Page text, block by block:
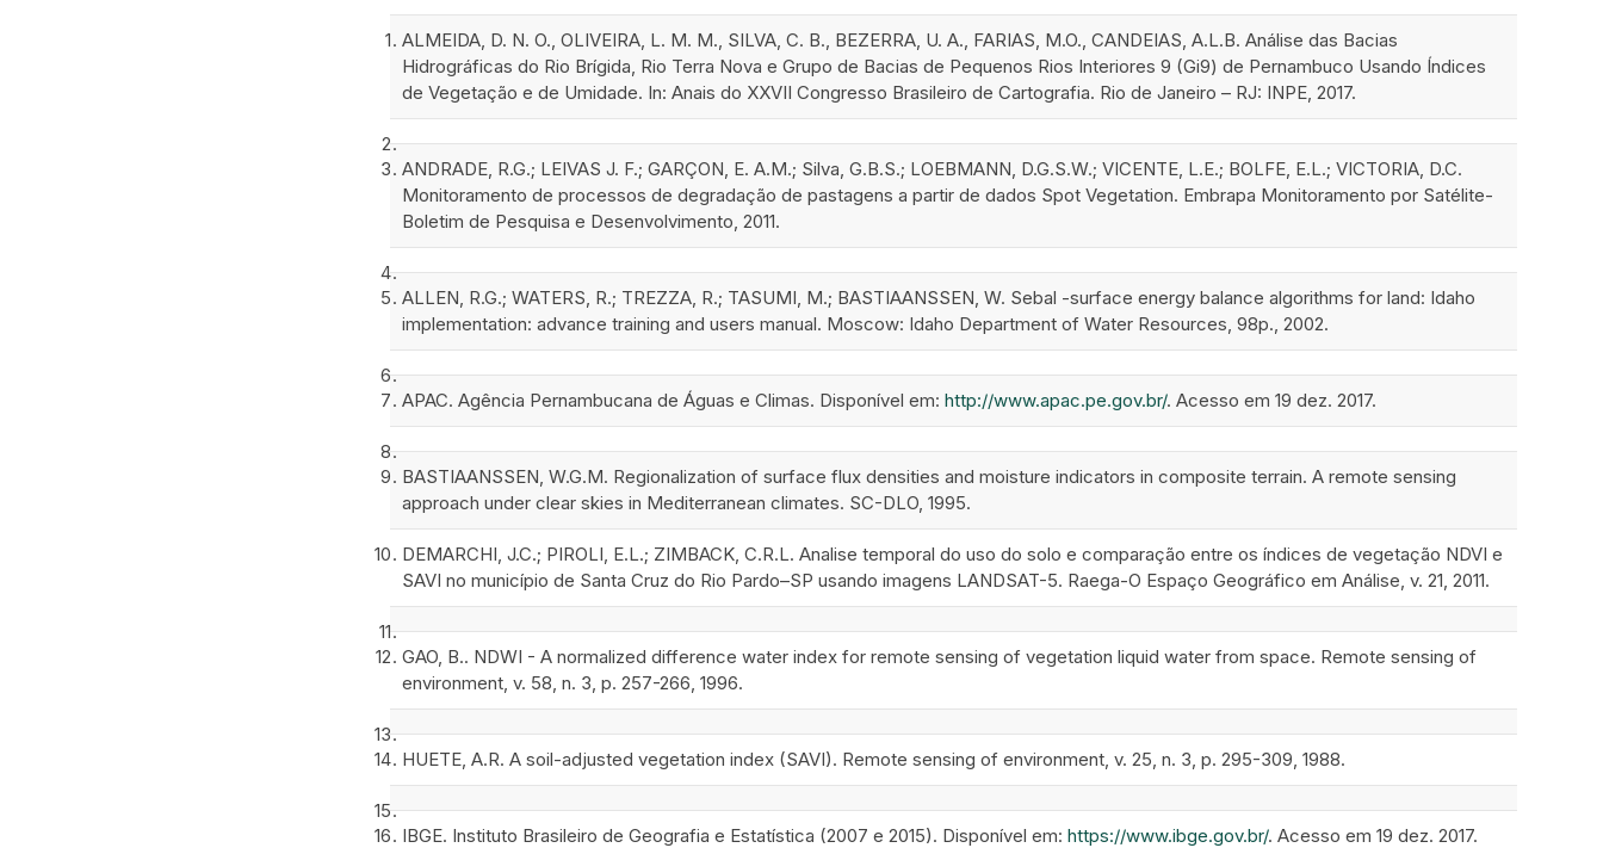
ALMEIDA, D. N. O., OLIVEIRA, L. M. M., SILVA, C. B., BEZERRA, U. A., FARIAS, M.O., CANDEIAS, A.L.B. Análise das Bacias
Hidrográficas do Rio Brígida, Rio Terra Nova e Grupo de Bacias de Pequenos Rios Interiores 9 (Gi9) de Pernambuco Usando Índices
de Vegetação e de Umidade. In: Anais do XXVII Congresso Brasileiro de Cartografia. Rio de Janeiro – RJ: INPE, 2017.
ANDRADE, R.G.; LEIVAS J. F.; GARÇON, E. A.M.; Silva, G.B.S.; LOEBMANN, D.G.S.W.; VICENTE, L.E.; BOLFE, E.L.; VICTORIA, D.C.
Monitoramento de processos de degradação de pastagens a partir de dados Spot Vegetation. Embrapa Monitoramento por Satélite-
Boletim de Pesquisa e Desenvolvimento, 2011.
ALLEN, R.G.; WATERS, R.; TREZZA, R.; TASUMI, M.; BASTIAANSSEN, W. Sebal -surface energy balance algorithms for land: Idaho
implementation: advance training and users manual. Moscow: Idaho Department of Water Resources, 98p., 2002.
APAC. Agência Pernambucana de Águas e Climas. Disponível em: http://www.apac.pe.gov.br/. Acesso em 19 dez. 2017.
BASTIAANSSEN, W.G.M. Regionalization of surface flux densities and moisture indicators in composite terrain. A remote sensing
approach under clear skies in Mediterranean climates. SC-DLO, 1995.
DEMARCHI, J.C.; PIROLI, E.L.; ZIMBACK, C.R.L. Analise temporal do uso do solo e comparação entre os índices de vegetação NDVI e
SAVI no município de Santa Cruz do Rio Pardo–SP usando imagens LANDSAT-5. Raega-O Espaço Geográfico em Análise, v. 21, 2011.
GAO, B.. NDWI - A normalized difference water index for remote sensing of vegetation liquid water from space. Remote sensing of
environment, v. 58, n. 3, p. 257-266, 1996.
HUETE, A.R. A soil-adjusted vegetation index (SAVI). Remote sensing of environment, v. 25, n. 3, p. 295-309, 1988.
IBGE. Instituto Brasileiro de Geografia e Estatística (2007 e 2015). Disponível em: https://www.ibge.gov.br/. Acesso em 19 dez. 2017.